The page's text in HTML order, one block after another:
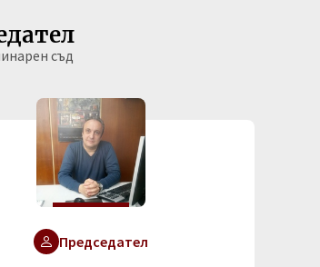
съд
Председател